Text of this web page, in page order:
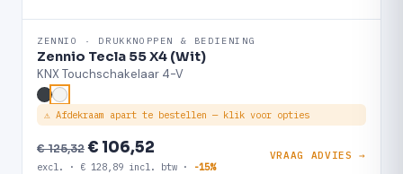
ZENNIO · DRUKKNOPPEN & BEDIENING
Zennio Tecla 55 X4 (Wit)
KNX Touchschakelaar 4-V
⚠ Afdekraam apart te bestellen — klik voor opties
€ 125,32€ 106,52
excl. · € 128,89 incl. btw · -15%
VRAAG ADVIES →